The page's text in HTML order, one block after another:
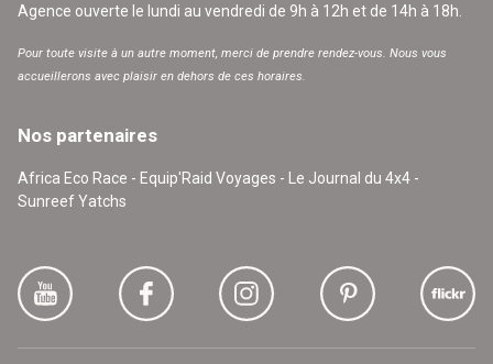
Agence ouverte le lundi au vendredi de 9h à 12h et de 14h à 18h.
Pour toute visite à un autre moment, merci de prendre rendez-vous. Nous vous
accueillerons avec plaisir en dehors de ces horaires.
Nos partenaires
Africa Eco Race - Equip'Raid Voyages - Le Journal du 4x4 -
Sunreef Yatchs